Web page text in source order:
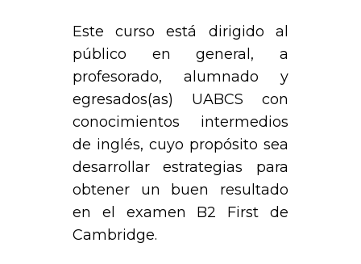
Este curso está dirigido al
público en general, a
profesorado, alumnado y
egresados(as) UABCS con
conocimientos intermedios
de inglés, cuyo propósito sea
desarrollar estrategias para
obtener un buen resultado
en el examen B2 First de
Cambridge.